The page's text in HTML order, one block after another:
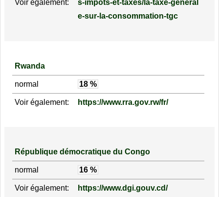
Voir également:
s-impots-et-taxes/la-taxe-general
e-sur-la-consommation-tgc
Rwanda
normal 18 %
Voir également: https://www.rra.gov.rw/fr/
République démocratique du Congo
normal 16 %
Voir également: https://www.dgi.gouv.cd/